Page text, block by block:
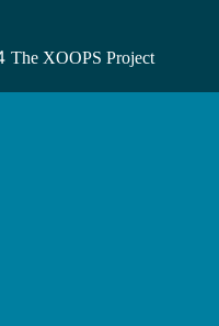
The XOOPS Project